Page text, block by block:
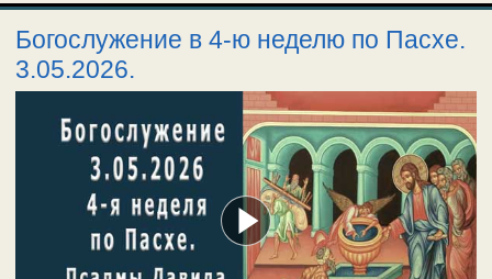
Богослужение в 4-ю неделю по Пасхе.
3.05.2026.